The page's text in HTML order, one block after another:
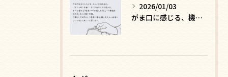
2026/01/03
がま口に感じる、機能を超えた安心感の正体